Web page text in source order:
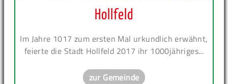
Hollfeld
Im Jahre 1017 zum ersten Mal urkundlich erwähnt,
feierte die Stadt Hollfeld 2017 ihr 1000jähriges...
zur Gemeinde